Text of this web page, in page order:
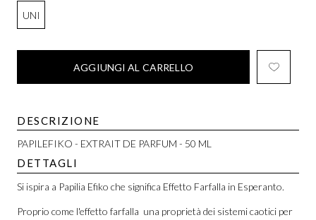
UNI
AGGIUNGI AL CARRELLO
DESCRIZIONE
PAPILEFIKO - EXTRAIT DE PARFUM - 50 ML
DETTAGLI
Si ispira a Papilia Efiko che significa Effetto Farfalla in Esperanto.
Proprio come l'effetto farfalla  una proprietà dei sistemi caotici per